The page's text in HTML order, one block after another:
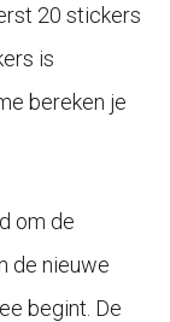
20 stickers
is
bereken je
om de
de nieuwe
begint. De